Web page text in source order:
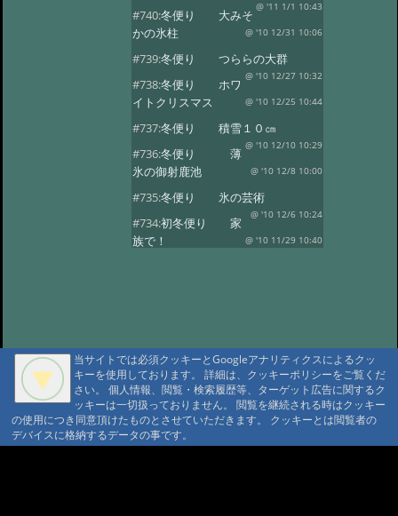
@ '11 1/1 10:43
#740:冬便り 大みそ
かの氷柱
@ '10 12/31 10:06
#739:冬便り つららの大群
@ '10 12/27 10:32
#738:冬便り ホワ
イトクリスマス
@ '10 12/25 10:44
#737:冬便り 積雪１０㎝
@ '10 12/10 10:29
#736:冬便り 薄
氷の御射鹿池
@ '10 12/8 10:00
#735:冬便り 氷の芸術
@ '10 12/6 10:24
#734:初冬便り 家
族で！
@ '10 11/29 10:40
#730:初冬便り 御柱
@ '10 11/6 10:28
#729: 初冬便り 初
冠雪
@ '10 11/5 12:36
#728:初冬便り 哀愁
@ '10 11/3 10:13
当サイトでは必須クッキーとGoogleアナリティクスによるクッ
キーを使用しております。 詳細は、クッキーポリシーをご覧くだ
さい。 個人情報、閲覧・検索履歴等、ターゲット広告に関するク
ッキーは一切扱っておりません。 閲覧を継続される時はクッキー
の使用につき同意頂けたものとさせていただきます。 クッキーとは閲覧者の
デバイスに格納するデータの事です。